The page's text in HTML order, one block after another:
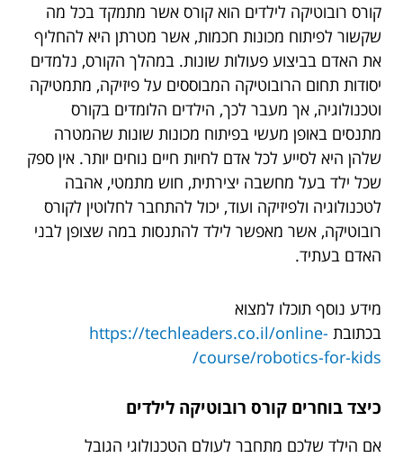
קורס רובוטיקה לילדים הוא קורס אשר מתמקד בכל מה
שקשור לפיתוח מכונות חכמות, אשר מטרתן היא להחליף
את האדם בביצוע פעולות שונות. במהלך הקורס, נלמדים
יסודות תחום הרובוטיקה המבוססים על פיזיקה, מתמטיקה
וטכנולוגיה, אך מעבר לכך, הילדים הלומדים בקורס
מתנסים באופן מעשי בפיתוח מכונות שונות שהמטרה
שלהן היא לסייע לכל אדם לחיות חיים נוחים יותר. אין ספק
שכל ילד בעל מחשבה יצירתית, חוש מתמטי, אהבה
לטכנולוגיה ולפיזיקה ועוד, יכול להתחבר לחלוטין לקורס
רובוטיקה, אשר מאפשר לילד להתנסות במה שצופן לבני
האדם בעתיד.
מידע נוסף תוכלו למצוא
בכתובת https://techleaders.co.il/online-
course/robotics-for-kids/
כיצד בוחרים קורס רובוטיקה לילדים
אם הילד שלכם מתחבר לעולם הטכנולוגי הגובל